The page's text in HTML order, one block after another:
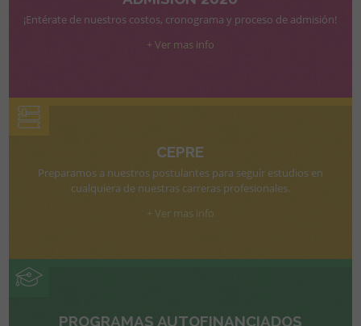
¡Entérate de nuestros costos, cronograma y proceso de admisión!
+ Ver mas info
CEPRE
Preparamos a nuestros postulantes para seguir estudios en
cualquiera de nuestras carreras profesionales.
+ Ver mas info
PROGRAMAS AUTOFINANCIADOS